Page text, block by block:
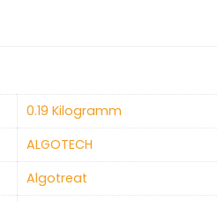
‎0.19 Kilogramm
‎ALGOTECH
‎Algotreat